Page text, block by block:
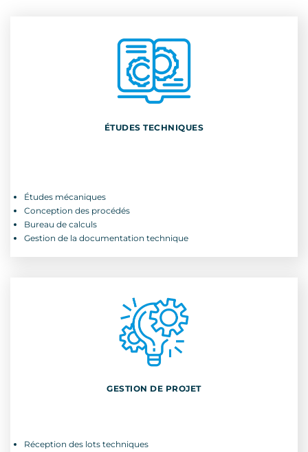
ÉTUDES TECHNIQUES
Études mécaniques
Conception des procédés
Bureau de calculs
Gestion de la documentation technique
Conception des procédés
Bureau de calculs
Gestion de la documentation technique
GESTION DE PROJET
Réception des lots techniques
Ingénierie de projets